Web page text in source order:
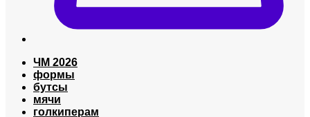
ЧМ 2026
формы
бутсы
мячи
голкиперам